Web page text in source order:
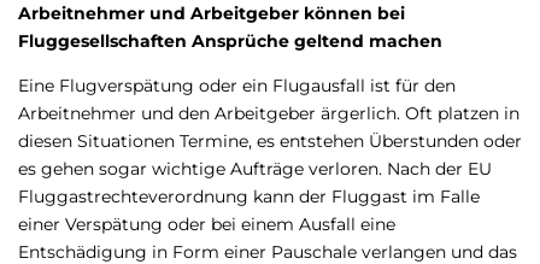
Arbeitnehmer und Arbeitgeber können bei
Fluggesellschaften Ansprüche geltend machen
Eine Flugverspätung oder ein Flugausfall ist für den
Arbeitnehmer und den Arbeitgeber ärgerlich. Oft platzen in
diesen Situationen Termine, es entstehen Überstunden oder
es gehen sogar wichtige Aufträge verloren. Nach der EU
Fluggastrechteverordnung kann der Fluggast im Falle
einer Verspätung oder bei einem Ausfall eine
Entschädigung in Form einer Pauschale verlangen und das